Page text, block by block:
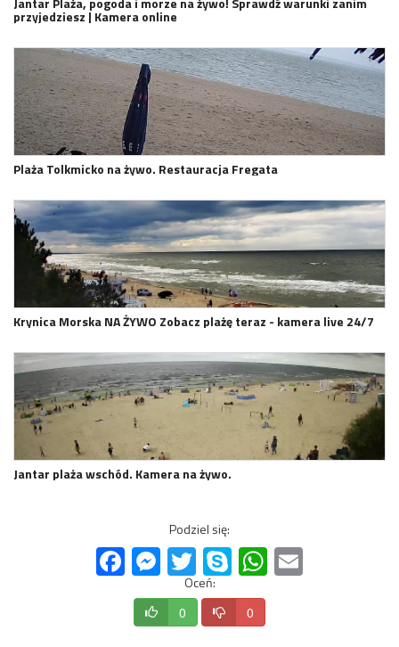
przyjedziesz | Kamera online
Plaża Tolkmicko na żywo. Restauracja Fregata
Krynica Morska NA ŻYWO Zobacz plażę teraz - kamera live 24/7
Jantar plaża wschód. Kamera na żywo.
Podziel się:
FacebookMessenger
Twitter Skype WhatsApp
Oceń:
0 0